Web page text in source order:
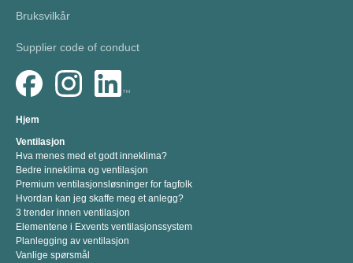
Bruksvilkår
Supplier code of conduct
Hjem
Ventilasjon
Hva menes med et godt inneklima?
Bedre inneklima og ventilasjon
Premium ventilasjonsløsninger for fagfolk
Hvordan kan jeg skaffe meg et anlegg?
3 trender innen ventilasjon
Elementene i Exvents ventilasjonssystem
Planlegging av ventilasjon
Vanlige spørsmål